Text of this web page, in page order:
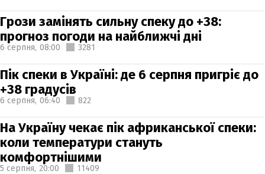
Грози замінять сильну спеку до +38:
прогноз погоди на найближчі дні
6 серпня, 08:00 3281
Пік спеки в Україні: де 6 серпня пригріє до
+38 градусів
6 серпня, 06:40 822
На Україну чекає пік африканської спеки:
коли температури стануть
комфортнішими
5 серпня, 20:00 11409